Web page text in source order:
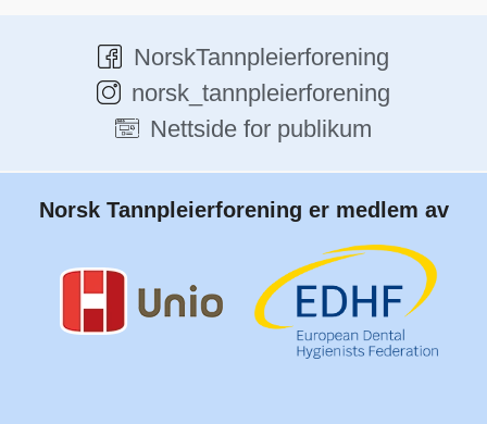
NorskTannpleierforening
norsk_tannpleierforening
Nettside for publikum
Norsk Tannpleierforening er medlem av